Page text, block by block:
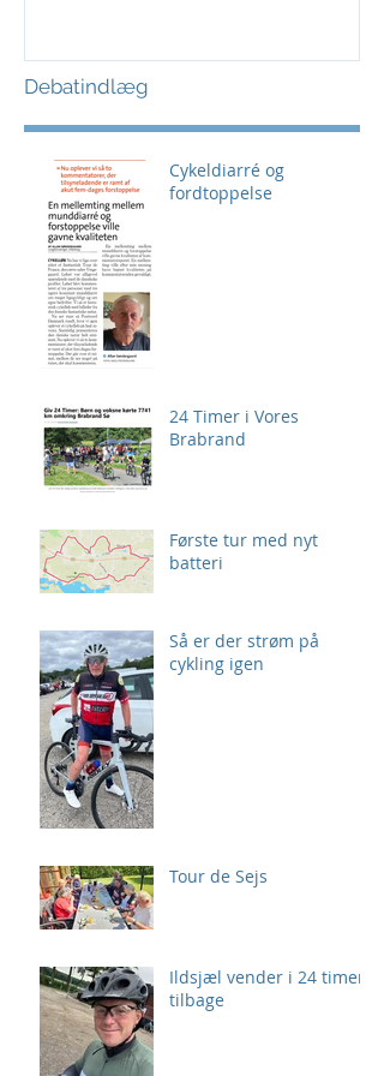
Debatindlæg
Cykeldiarré og
fordtoppelse
24 Timer i Vores
Brabrand
Første tur med nyt
batteri
Så er der strøm på
cykling igen
Tour de Sejs
Ildsjæl vender i 24 timer
tilbage